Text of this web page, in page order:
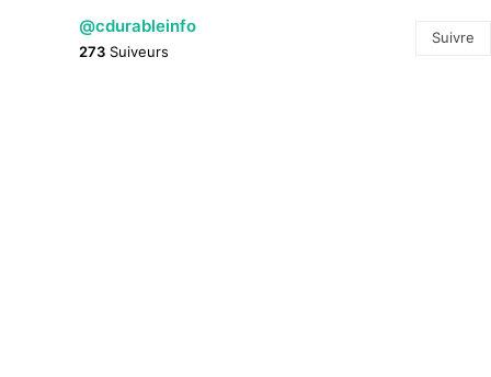
@cdurableinfo
273 Suiveurs
Suivre